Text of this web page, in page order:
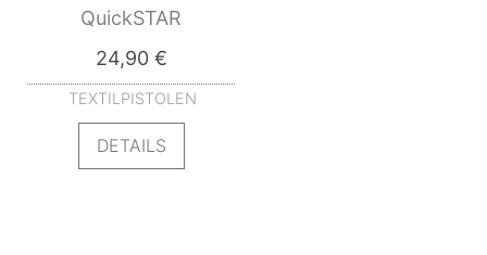
QuickSTAR
24,90 €
TEXTILPISTOLEN
DETAILS